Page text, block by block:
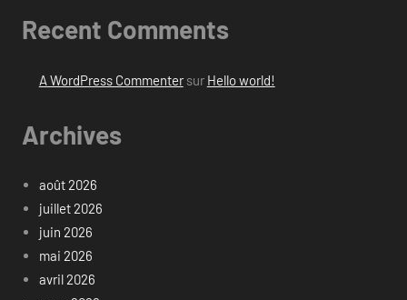
Recent Comments
A WordPress Commentersur Hello world!
Archives
août 2026
juillet 2026
juin 2026
mai 2026
avril 2026